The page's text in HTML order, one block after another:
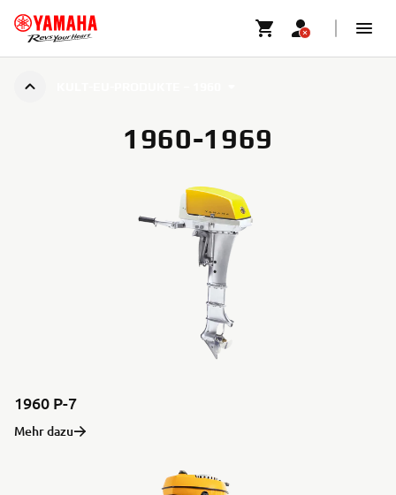
1960-1969
1960 P-7
Mehr dazu